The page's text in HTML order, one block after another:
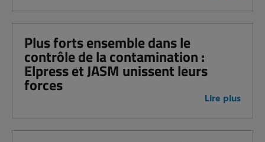
Plus forts ensemble dans le
contrôle de la contamination :
Elpress et JASM unissent leurs
forces
Lire plus